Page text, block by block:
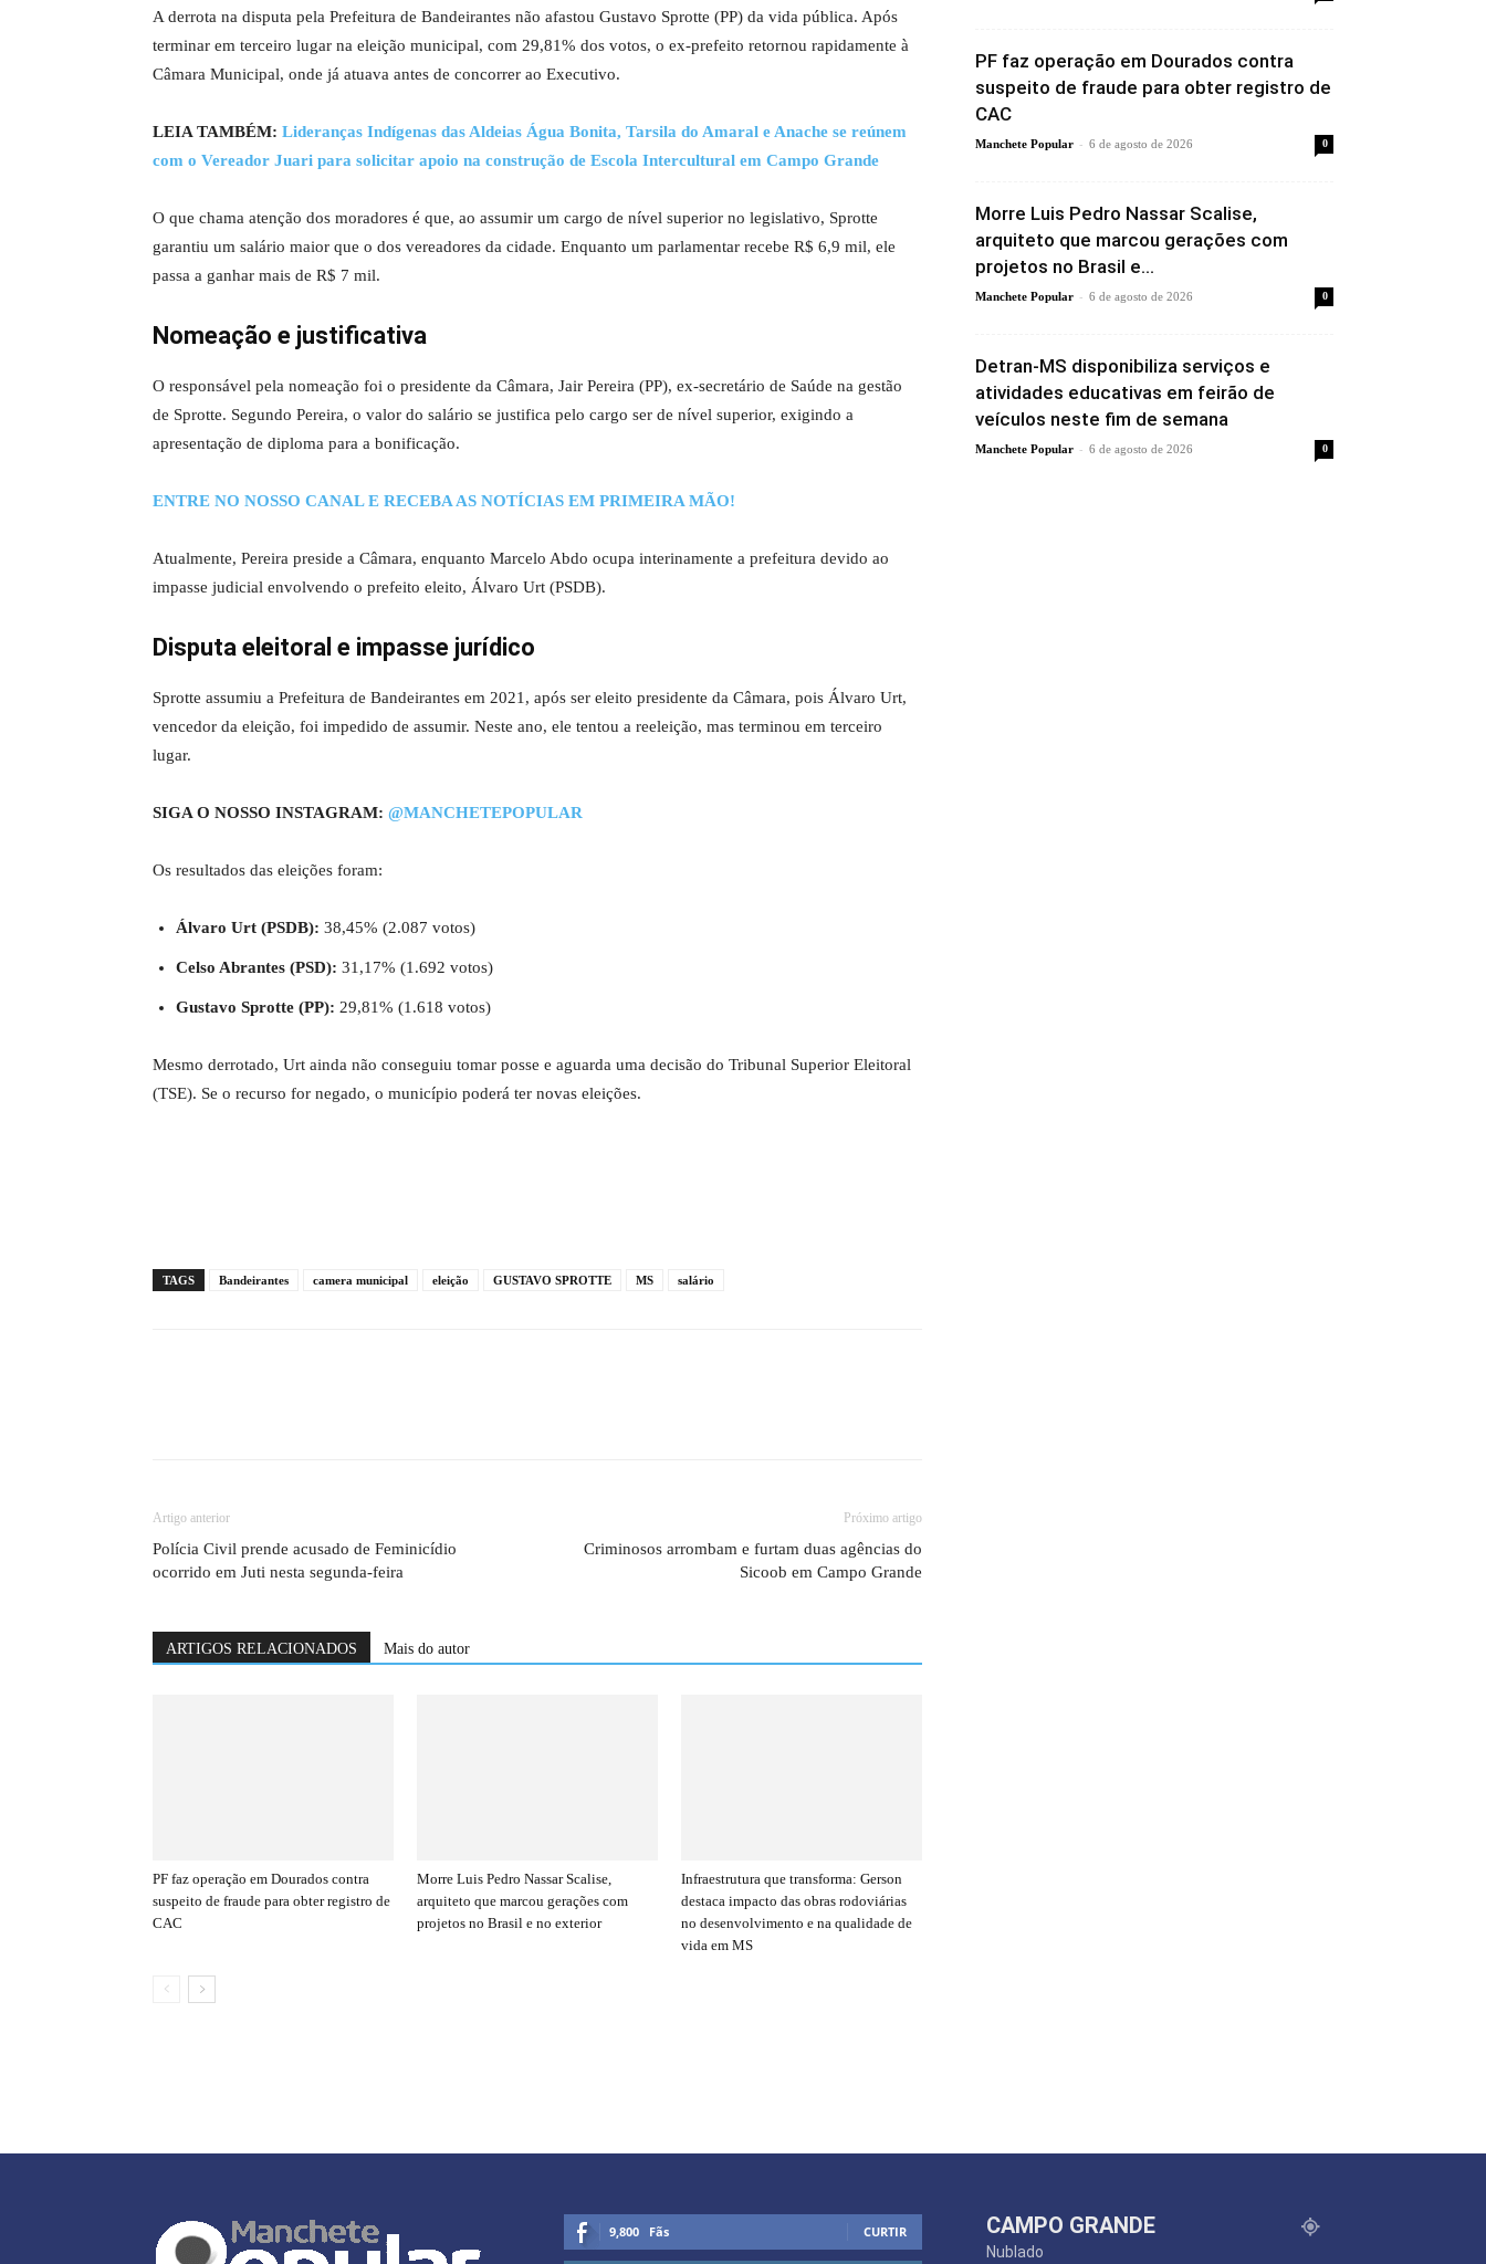
A derrota na disputa pela Prefeitura de Bandeirantes não afastou Gustavo Sprotte (PP) da vida pública. Após
terminar em terceiro lugar na eleição municipal, com 29,81% dos votos, o ex-prefeito retornou rapidamente à
Câmara Municipal, onde já atuava antes de concorrer ao Executivo.
LEIA TAMBÉM: Lideranças Indígenas das Aldeias Água Bonita, Tarsila do Amaral e Anache se reúnem
com o Vereador Juari para solicitar apoio na construção de Escola Intercultural em Campo Grande
O que chama atenção dos moradores é que, ao assumir um cargo de nível superior no legislativo, Sprotte
garantiu um salário maior que o dos vereadores da cidade. Enquanto um parlamentar recebe R$ 6,9 mil, ele
passa a ganhar mais de R$ 7 mil.
Nomeação e justificativa
O responsável pela nomeação foi o presidente da Câmara, Jair Pereira (PP), ex-secretário de Saúde na gestão
de Sprotte. Segundo Pereira, o valor do salário se justifica pelo cargo ser de nível superior, exigindo a
apresentação de diploma para a bonificação.
ENTRE NO NOSSO CANAL E RECEBA AS NOTÍCIAS EM PRIMEIRA MÃO!
Atualmente, Pereira preside a Câmara, enquanto Marcelo Abdo ocupa interinamente a prefeitura devido ao
impasse judicial envolvendo o prefeito eleito, Álvaro Urt (PSDB).
Disputa eleitoral e impasse jurídico
Sprotte assumiu a Prefeitura de Bandeirantes em 2021, após ser eleito presidente da Câmara, pois Álvaro Urt,
vencedor da eleição, foi impedido de assumir. Neste ano, ele tentou a reeleição, mas terminou em terceiro
lugar.
SIGA O NOSSO INSTAGRAM: @MANCHETEPOPULAR
Os resultados das eleições foram:
Álvaro Urt (PSDB): 38,45% (2.087 votos)
Celso Abrantes (PSD): 31,17% (1.692 votos)
Gustavo Sprotte (PP): 29,81% (1.618 votos)
Mesmo derrotado, Urt ainda não conseguiu tomar posse e aguarda uma decisão do Tribunal Superior Eleitoral
(TSE). Se o recurso for negado, o município poderá ter novas eleições.
TAGS Bandeirantes camera municipal eleição GUSTAVO SPROTTE MS salário
Artigo anterior
Polícia Civil prende acusado de Feminicídio
ocorrido em Juti nesta segunda-feira
Próximo artigo
Criminosos arrombam e furtam duas agências do
Sicoob em Campo Grande
ARTIGOS RELACIONADOS Mais do autor
PF faz operação em Dourados contra
suspeito de fraude para obter registro de
CAC
Morre Luis Pedro Nassar Scalise,
arquiteto que marcou gerações com
projetos no Brasil e no exterior
Infraestrutura que transforma: Gerson
destaca impacto das obras rodoviárias
no desenvolvimento e na qualidade de
vida em MS
PF faz operação em Dourados contra
suspeito de fraude para obter registro de
CAC
Manchete Popular - 6 de agosto de 2026 0
Morre Luis Pedro Nassar Scalise,
arquiteto que marcou gerações com
projetos no Brasil e...
Manchete Popular - 6 de agosto de 2026 0
Detran-MS disponibiliza serviços e
atividades educativas em feirão de
veículos neste fim de semana
Manchete Popular - 6 de agosto de 2026 0
9,800 Fãs CURTIR CAMPO GRANDE
Nublado